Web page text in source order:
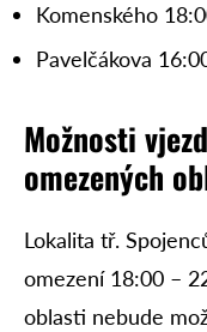
Komenského
Pavelčákova
Možnosti
omezených
Lokalita tř.
omezení 18:00 –
oblasti nebude